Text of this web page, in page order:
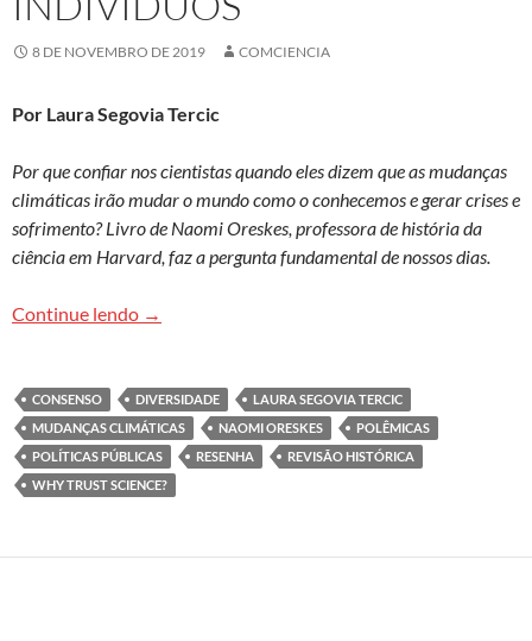
8 DE NOVEMBRO DE 2019 COMCIENCIA
Por Laura Segovia Tercic
Por que confiar nos cientistas quando eles dizem que as mudanças
climáticas irão mudar o mundo como o conhecemos e gerar crises e
sofrimento? Livro de Naomi Oreskes, professora de história da
ciência em Harvard, faz a pergunta fundamental de nossos dias.
Continue lendo Quem foi que disse? Consenso e evidências
→
CONSENSO DIVERSIDADE
LAURA SEGOVIA TERCIC
MUDANÇAS CLIMÁTICAS
NAOMI ORESKES
POLÊMICAS
POLÍTICAS PÚBLICAS
RESENHA
REVISÃO HISTÓRICA
WHY TRUST SCIENCE?